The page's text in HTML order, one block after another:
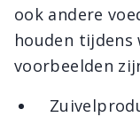
ook andere
houden tijdens
voorbeelden